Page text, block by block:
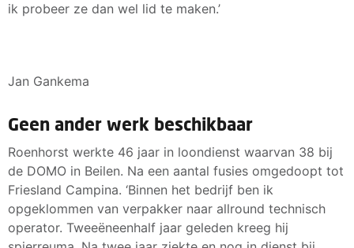
ik probeer ze dan wel lid te maken.’
Jan Gankema
Geen ander werk beschikbaar
Roenhorst werkte 46 jaar in loondienst waarvan 38 bij
de DOMO in Beilen. Na een aantal fusies omgedoopt tot
Friesland Campina. ‘Binnen het bedrijf ben ik
opgeklommen van verpakker naar allround technisch
operator. Tweeëneenhalf jaar geleden kreeg hij